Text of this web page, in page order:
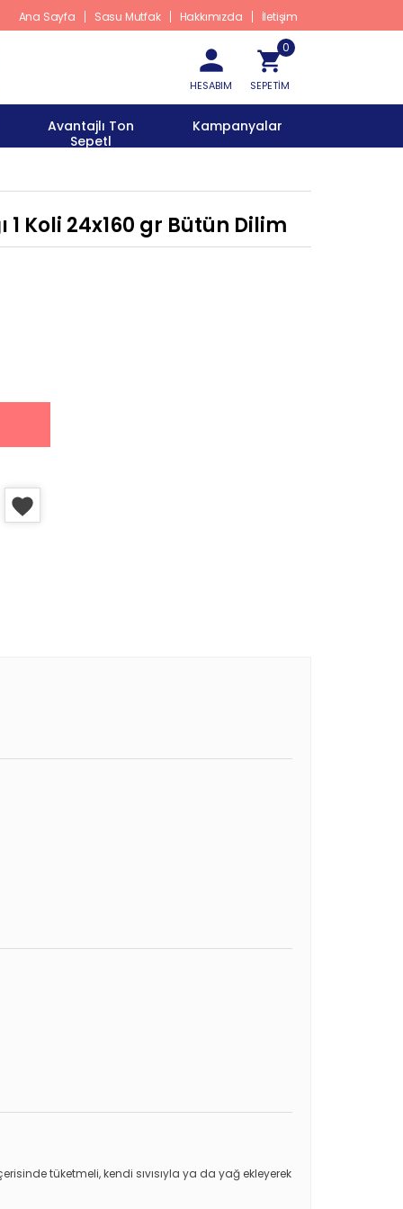
Ana Sayfa Sasu Mutfak Hakkımızda İletişim
SEPETİM
0
HESABIM
Avantajlı Ton
Sepetl
Kampanyalar
1 Koli 24x160 gr Bütün Dilim
tüketmeli, kendi sıvısıyla ya da yağ ekleyerek